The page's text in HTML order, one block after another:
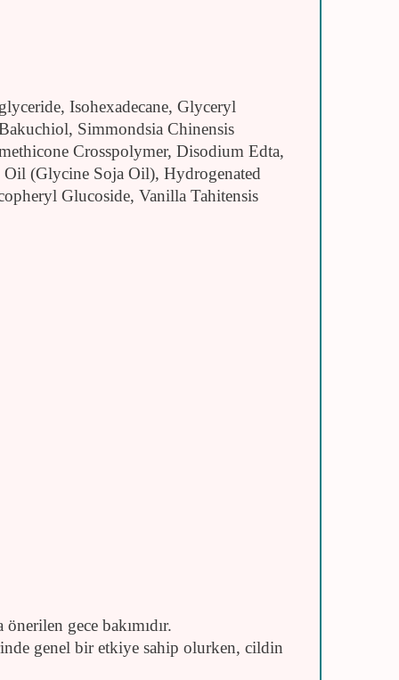
Isohexadecane, Glyceryl
Simmondsia Chinensis
Crosspolymer, Disodium Edta,
(Glycine Soja Oil), Hydrogenated
Glucoside, Vanilla Tahitensis
gece bakımıdır.
genel bir etkiye sahip olurken, cildin